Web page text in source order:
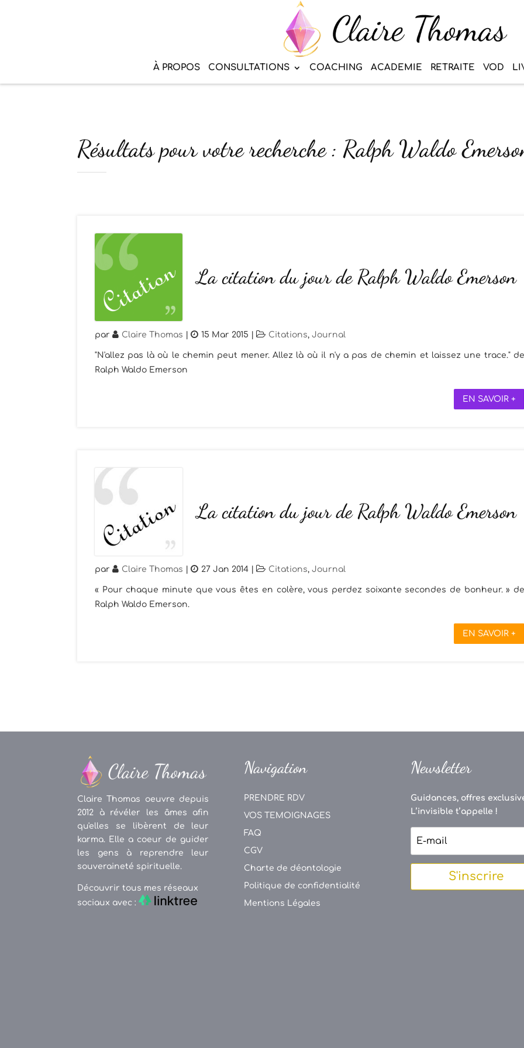
À PROPOS CONSULTATIONS COACHING ACADEMIE RETRAITE VOD
Résultats pour votre recherche : Ralph Waldo
La citation du jour de Ralph Waldo Emerson
par Claire Thomas | 15 Mar 2015 | Citations, Journal
"N'allez pas là où le chemin peut mener. Allez là où il n'y a pas de chemin et laissez une trace." de
Ralph Waldo Emerson
EN SAVOIR +
La citation du jour de Ralph Waldo Emerson
par Claire Thomas | 27 Jan 2014 | Citations, Journal
« Pour chaque minute que vous êtes en colère, vous perdez soixante secondes de bonheur. » de
Ralph Waldo Emerson.
EN SAVOIR +
Claire Thomas oeuvre depuis
2012 à révéler les âmes afin
qu'elles se libèrent de leur
karma. Elle a coeur de guider
les gens à reprendre leur
souveraineté spirituelle.
Découvrir tous mes réseaux
sociaux avec :
Navigation
PRENDRE RDV
VOS TEMOIGNAGES
FAQ
CGV
Charte de déontologie
Politique de confidentialité
Mentions Légales
Newsletter
Guidances, offres
L’invisible t’appelle !
S'inscrire